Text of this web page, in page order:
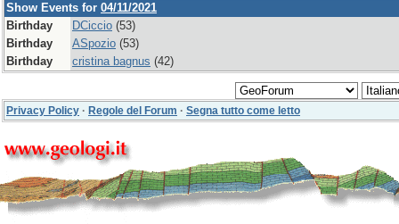
Show Events for 04/11/2021
Birthday
DCiccio (53)
Birthday
ASpozio (53)
Birthday
cristina bagnus (42)
Privacy Policy · Regole del Forum · Segna tutto come letto